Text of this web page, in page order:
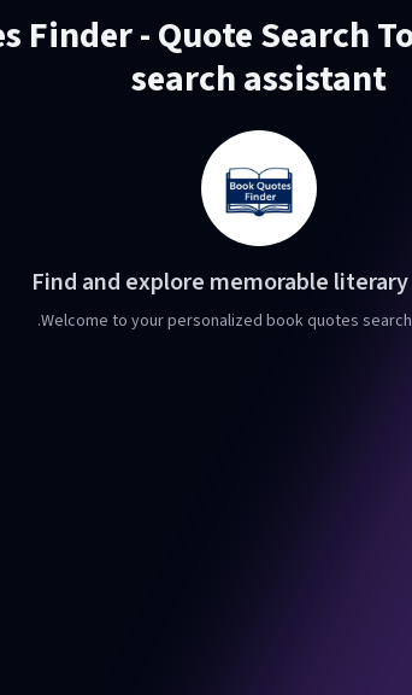
Finder - Quote Search
search assistant
Find and explore memorable
Welcome to your personalized book quotes